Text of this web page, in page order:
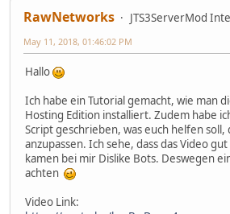
RawNetworks JTS3ServerMod
May 11, 2018, 01:46:02 PM
Hallo
Ich habe ein Tutorial gemacht, wie man
Hosting Edition installiert. Zudem habe
Script geschrieben, was euch helfen soll,
anzupassen. Ich sehe, dass das Video
kamen bei mir Dislike Bots. Deswegen
achten
Video Link: